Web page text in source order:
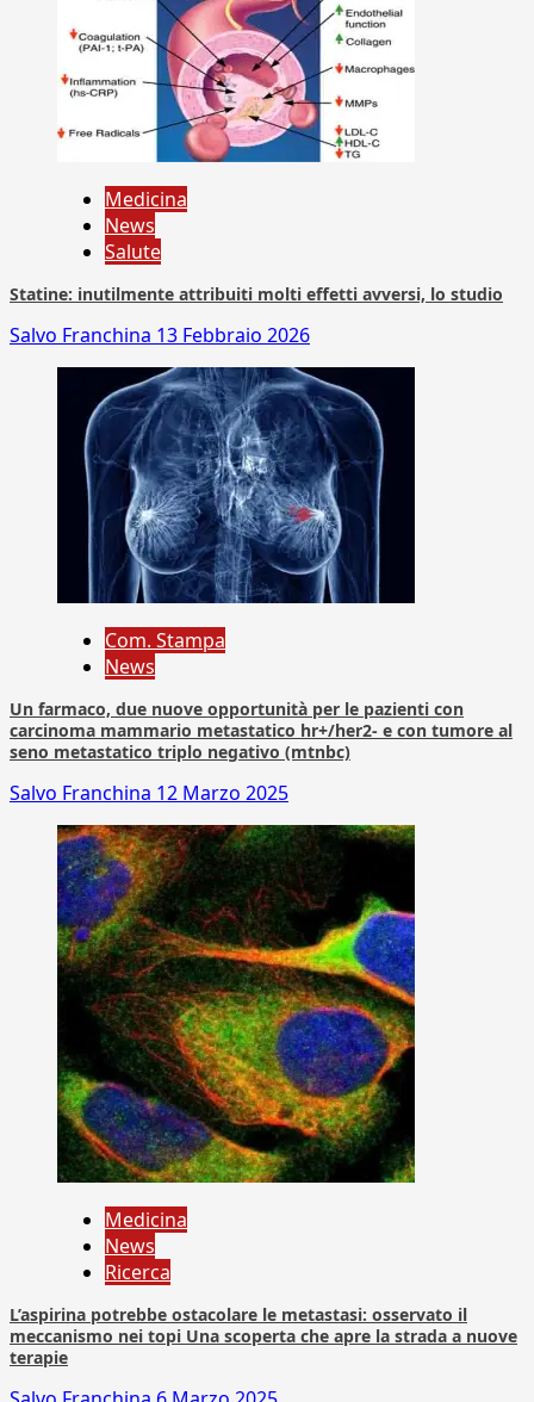
Medicina
News
Salute
Statine: inutilmente attribuiti molti effetti avversi, lo studio
Salvo Franchina 13 Febbraio 2026
Com. Stampa
News
Un farmaco, due nuove opportunità per le pazienti con
carcinoma mammario metastatico hr+/her2- e con tumore al
seno metastatico triplo negativo (mtnbc)
Salvo Franchina 12 Marzo 2025
Medicina
News
Ricerca
L’aspirina potrebbe ostacolare le metastasi: osservato il
meccanismo nei topi Una scoperta che apre la strada a nuove
terapie